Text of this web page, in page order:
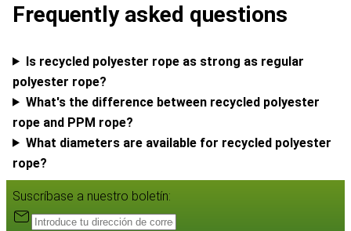
Frequently asked questions
Is recycled polyester rope as strong as regular
polyester rope?
What's the difference between recycled polyester
rope and PPM rope?
What diameters are available for recycled polyester
rope?
Suscríbase a nuestro boletín: